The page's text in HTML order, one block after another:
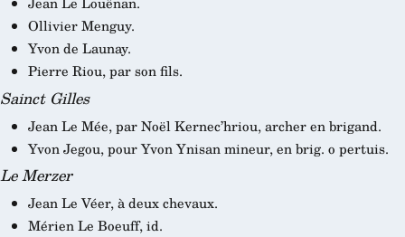
Ollivier Menguy.
Yvon de Launay.
Pierre Riou, par son fils.
Sainct Gilles
Jean Le Mée, par Noël Kernec’hriou, archer en brigand.
Yvon Jegou, pour Yvon Ynisan mineur, en brig. o pertuis.
Le Merzer
Jean Le Véer, à deux chevaux.
Mérien Le Boeuff, id.